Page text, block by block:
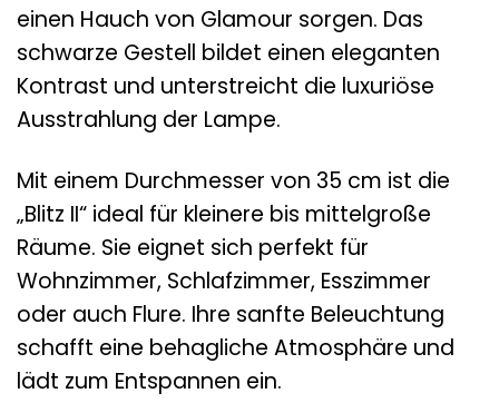
einen Hauch von Glamour sorgen. Das
schwarze Gestell bildet einen eleganten
Kontrast und unterstreicht die luxuriöse
Ausstrahlung der Lampe.
Mit einem Durchmesser von 35 cm ist die
„Blitz II“ ideal für kleinere bis mittelgroße
Räume. Sie eignet sich perfekt für
Wohnzimmer, Schlafzimmer, Esszimmer
oder auch Flure. Ihre sanfte Beleuchtung
schafft eine behagliche Atmosphäre und
lädt zum Entspannen ein.